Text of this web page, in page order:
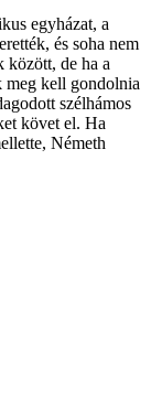
egyházat, a
és soha nem
között, de ha a
meg kell gondolnia
szélhámos
követ el. Ha
Németh